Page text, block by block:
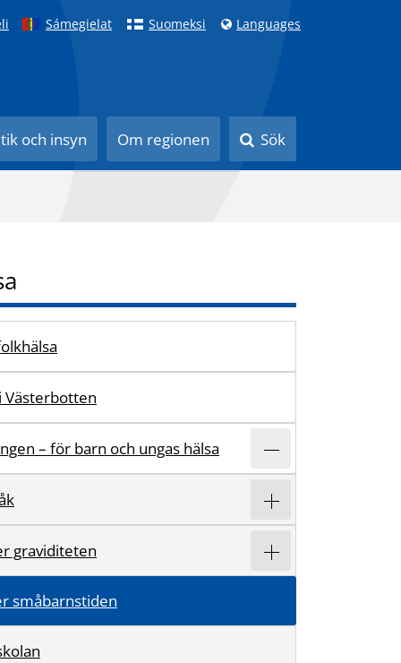
Sámegielat Suomeksi Languages
och insyn Om regionen Sök
Västerbotten
– för barn och ungas hälsa
graviditeten
småbarnstiden